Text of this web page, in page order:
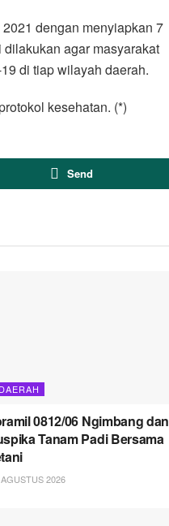
dengan menyiapkan 7
agar masyarakat
di tiap wilayah daerah.
kesehatan. (*)
Send
DAERAH
0812/06 Ngimbang dan
Tanam Padi Bersama
2026